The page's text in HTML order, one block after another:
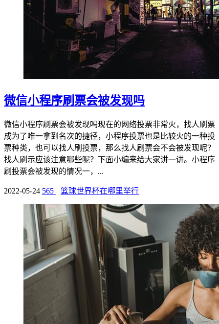
微信小程序刷票会被发现吗
微信小程序刷票会被发现吗现在的网络投票非常火，找人刷票
成为了唯一拿到名次的捷径，小程序投票也是比较火的一种投
票种类，也可以找人刷投票，那么找人刷票会不会被发现呢？
找人刷示应该注意哪些呢？下面小编来给大家讲一讲。小程序
刷投票会被发现的情况一，...
2022-05-24 565 篮球世界杯在哪里举行